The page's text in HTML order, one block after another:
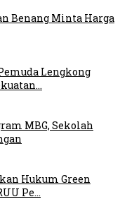
Benang Minta Harga
Lengkong
MBG, Sekolah
Hukum Green
Pe…